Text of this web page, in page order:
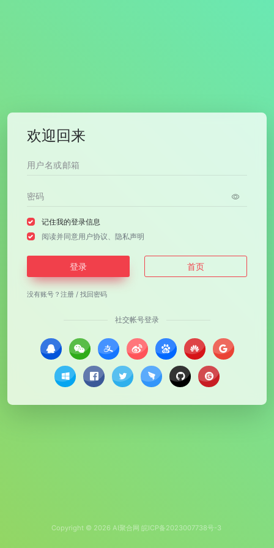
欢迎回来
记住我的登录信息
阅读并同意用户协议、 隐私声明
登录 首页
没有账号？ 注册 / 找回密码
社交帐号登录
Copyright © 2026 AI聚合网 皖ICP备2023007738号-3